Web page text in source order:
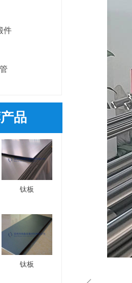
品
件
钛板
钛板